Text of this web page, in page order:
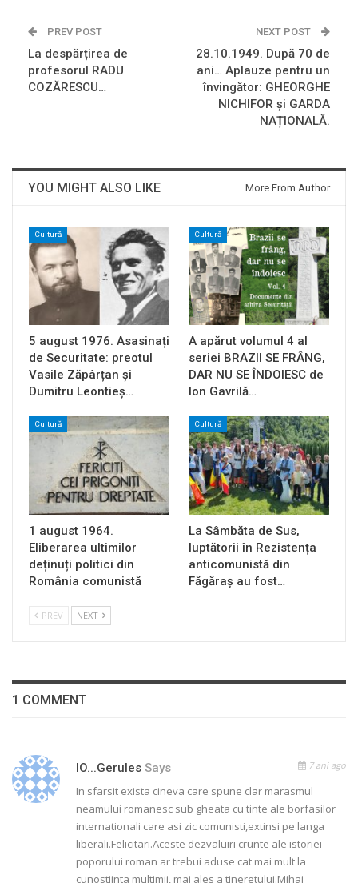
PREV POST
La despărțirea de
profesorul RADU
COZĂRESCU…
NEXT POST
28.10.1949. După 70 de
ani… Aplauze pentru un
învingător: GHEORGHE
NICHIFOR și GARDA
NAȚIONALĂ.
YOU MIGHT ALSO LIKE More From Author
Cultură
5 august 1976. Asasinați
de Securitate: preotul
Vasile Zăpârțan și
Dumitru Leontieș…
Cultură
A apărut volumul 4 al
seriei BRAZII SE FRÂNG,
DAR NU SE ÎNDOIESC de
Ion Gavrilă…
Cultură
1 august 1964.
Eliberarea ultimilor
deținuți politici din
România comunistă
Cultură
La Sâmbăta de Sus,
luptătorii în Rezistența
anticomunistă din
Făgăraș au fost…
PREV NEXT
1 COMMENT
IO...gerules Says 7 ani ago
In sfarsit exista cineva care spune clar marasmul
neamului romanesc sub gheata cu tinte ale borfasilor
internationali care asi zic comunisti,extinsi pe langa
liberali.Felicitari.Aceste dezvaluiri crunte ale istoriei
poporului roman ar trebui aduse cat mai mult la
cunostiinta multimii, mai ales a tineretului.Mihai